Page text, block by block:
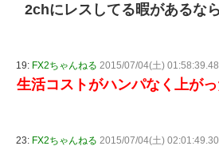
2chにレスしてる暇があるな
19: FX2ちゃんねる 2015/07/04(土)
生活コストがハンパなく上が
23: FX2ちゃんねる 2015/07/04(土)